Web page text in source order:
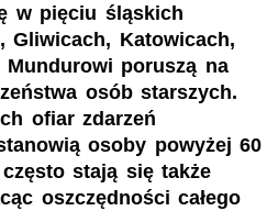
w pięciu śląskich
Gliwicach, Katowicach,
poruszą na
osób starszych.
ofiar zdarzeń
osoby powyżej 60
stają się także
oszczędności całego